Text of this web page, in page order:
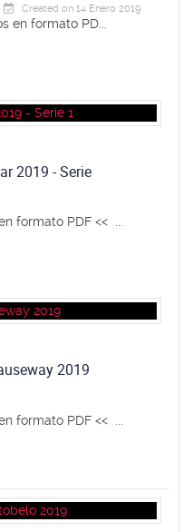
Created on 14 Enero 2019
en formato PD...
2019 - Serie
formato PDF << ...
2019
formato PDF << ...